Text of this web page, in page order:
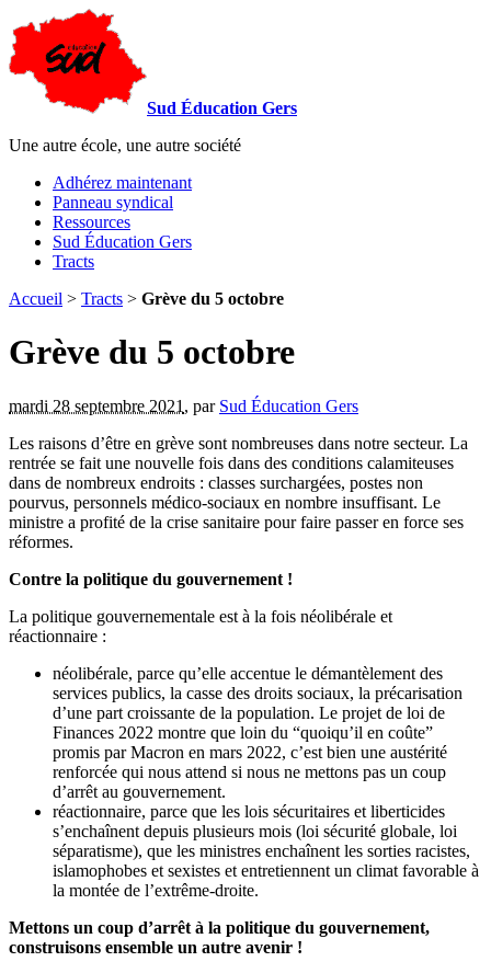
Sud Éducation Gers
Une autre école, une autre société
Adhérez maintenant
Panneau syndical
Ressources
Sud Éducation Gers
Tracts
Accueil > Tracts > Grève du 5 octobre
Grève du 5 octobre
mardi 28 septembre 2021 , par Sud Éducation Gers
Les raisons d’être en grève sont nombreuses dans notre secteur. La
rentrée se fait une nouvelle fois dans des conditions calamiteuses
dans de nombreux endroits : classes surchargées, postes non
pourvus, personnels médico-sociaux en nombre insuffisant. Le
ministre a profité de la crise sanitaire pour faire passer en force ses
réformes.
Contre la politique du gouvernement !
La politique gouvernementale est à la fois néolibérale et
réactionnaire :
néolibérale, parce qu’elle accentue le démantèlement des
services publics, la casse des droits sociaux, la précarisation
d’une part croissante de la population. Le projet de loi de
Finances 2022 montre que loin du “quoiqu’il en coûte”
promis par Macron en mars 2022, c’est bien une austérité
renforcée qui nous attend si nous ne mettons pas un coup
d’arrêt au gouvernement.
réactionnaire, parce que les lois sécuritaires et liberticides
s’enchaînent depuis plusieurs mois (loi sécurité globale, loi
séparatisme), que les ministres enchaînent les sorties racistes,
islamophobes et sexistes et entretiennent un climat favorable à
la montée de l’extrême-droite.
Mettons un coup d’arrêt à la politique du gouvernement,
construisons ensemble un autre avenir !